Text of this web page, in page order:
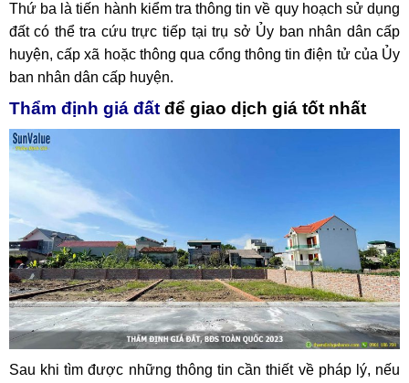
Thứ ba là tiến hành kiểm tra thông tin về quy hoạch sử dụng
đất có thể tra cứu trực tiếp tại trụ sở Ủy ban nhân dân cấp
huyện, cấp xã hoặc thông qua cổng thông tin điện tử của Ủy
ban nhân dân cấp huyện.
Thẩm định giá đấtđể giao dịch giá tốt nhất
Sau khi tìm được những thông tin cần thiết về pháp lý, nếu